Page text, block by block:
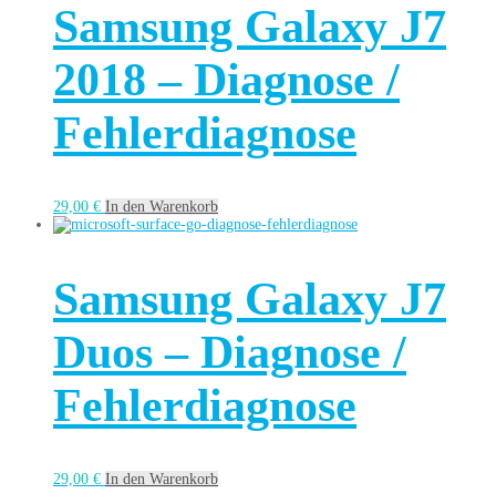
Samsung Galaxy J7
2018 – Diagnose /
Fehlerdiagnose
29,00 € In den Warenkorb
Samsung Galaxy J7
Duos – Diagnose /
Fehlerdiagnose
29,00 € In den Warenkorb